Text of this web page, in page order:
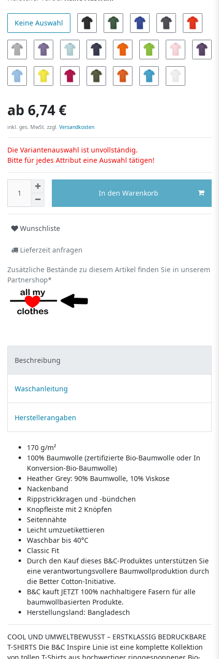
Keine Auswahl
ab 6,74 €
inkl. ges. MwSt. zzgl. Versandkosten
Die Variantenauswahl ist unvollständig.
Bitte für jedes Attribut eine Auswahl tätigen!
In den Warenkorb
Wunschliste
Lieferzeit anfragen
Zusätzliche Bestände zu diesem Artikel finden Sie in unserem
Partnershop*
Beschreibung
Waschanleitung
Herstellerangaben
170 g/m²
100% Baumwolle (zertifizierte Bio-Baumwolle oder In
Konversion-Bio-Baumwolle)
Heather Grey: 90% Baumwolle, 10% Viskose
Nackenband
Rippstrickkragen und -bündchen
Knopfleiste mit 2 Knöpfen
Seitennähte
Leicht umzuetikettieren
Waschbar bis 40°C
Classic Fit
Durch den Kauf dieses B&C-Produktes unterstützen Sie
eine verantwortungsvollere Baumwollproduktion durch
die Better Cotton-Initiative.
B&C kauft JETZT 100% nachhaltigere Fasern für alle
baumwollbasierten Produkte.
Herstellungsland: Bangladesch
COOL UND UMWELTBEWUSST – ERSTKLASSIG BEDRUCKBARE
T-SHIRTS Die B&C Inspire Linie ist eine komplette Kollektion